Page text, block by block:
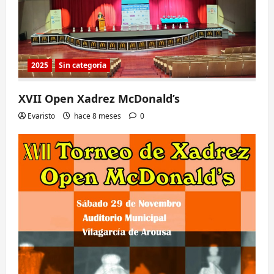
2025 Sin categoría
XVII Open Xadrez McDonald’s
Evaristo hace 8 meses 0